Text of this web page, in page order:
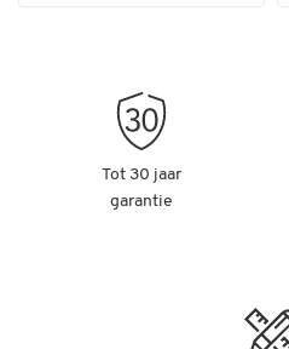
Tot 30 jaar
garantie